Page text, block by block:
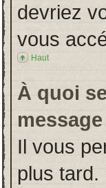
devriez
vous
Haut
À quoi
Il vous
plus tard.